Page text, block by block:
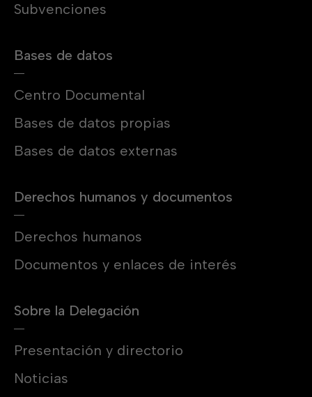
Subvenciones
Bases de datos
Centro Documental
Bases de datos propias
Bases de datos externas
Derechos humanos y documentos
Derechos humanos
Documentos y enlaces de interés
Sobre la Delegación
Presentación y directorio
Noticias